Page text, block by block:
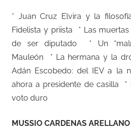
* Juan Cruz Elvira y la
Fidelista y priista * Las
de ser diputado * Un
Mauleón * La hermana y la
Adán Escobedo: del IEV a la
ahora a presidente de casilla *
voto duro
MUSSIO CARDENAS ARELLANO